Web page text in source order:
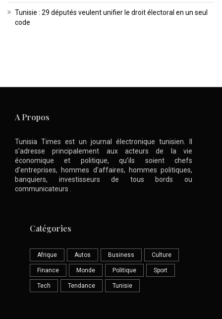
Tunisie : 29 députés veulent unifier le droit électoral en un seul
code
A Propos
Tunisia Times est un journal électronique tunisien. Il
s’adresse principalement aux acteurs de la vie
économique et politique, qu’ils soient chefs
d’entreprises, hommes d’affaires, hommes politiques,
banquiers, investisseurs de tous bords ou
communicateurs .
Catégories
Afrique Autos Business Culture
Finance Monde Politique Sport
Tech Tendance Tunisie